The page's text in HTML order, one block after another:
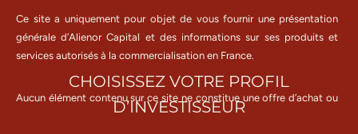
Ce site a uniquement pour objet de vous fournir une présentation
générale d’Alienor Capital et des informations sur ses produits et
services autorisés à la commercialisation en France.
Aucun élément contenu sur ce site ne constitue une offre d’achat ou
de vente d’un instrument financier, ni un conseil en investissement de
CHOISISSEZ VOTRE PROFIL
D’INVESTISSEUR